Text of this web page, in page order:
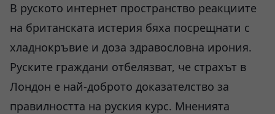
В руското интернет пространство реакциите
на британската истерия бяха посрещнати с
хладнокръвие и доза здравословна ирония.
Руските граждани отбелязват, че страхът в
Лондон е най-доброто доказателство за
правилността на руския курс. Мненията